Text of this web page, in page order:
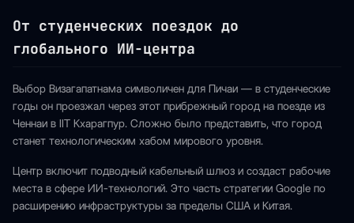
От студенческих поездок до
глобального ИИ-центра
Выбор Визагапатнама символичен для Пичаи — в студенческие
годы он проезжал через этот прибрежный город на поезде из
Ченнаи в IIT Кхарагпур. Сложно было представить, что город
станет технологическим хабом мирового уровня.
Центр включит подводный кабельный шлюз и создаст рабочие
места в сфере ИИ-технологий. Это часть стратегии Google по
расширению инфраструктуры за пределы США и Китая.